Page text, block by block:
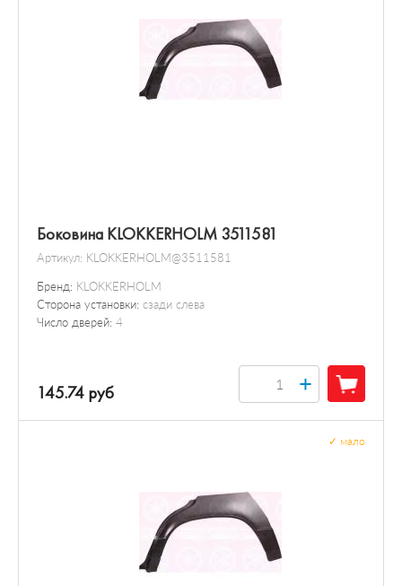
Боковина KLOKKERHOLM 3511581
Артикул: KLOKKERHOLM@3511581
Бренд: KLOKKERHOLM
Сторона установки: сзади слева
Число дверей: 4
145.74 руб +
мало